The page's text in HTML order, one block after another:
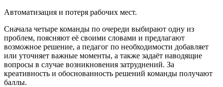
Автоматизация и потеря рабочих мест.
Сначала четыре команды по очереди выбирают одну из
проблем, поясняют её своими словами и предлагают
возможное решение, а педагог по необходимости добавляет
или уточняет важные моменты, а также задаёт наводящие
вопросы в случае возникновения затруднений. За
креативность и обоснованность решений команды получают
баллы.